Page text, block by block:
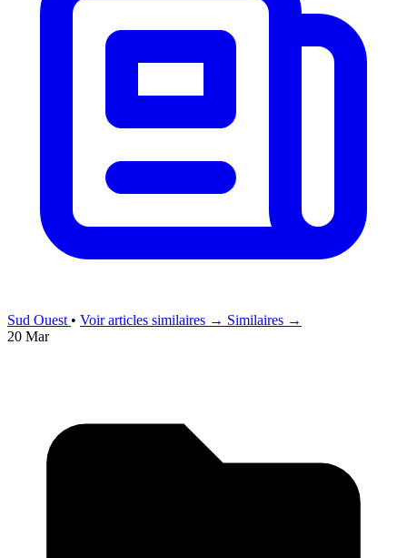
Sud Ouest • Voir articles similaires → Similaires →
20 Mar